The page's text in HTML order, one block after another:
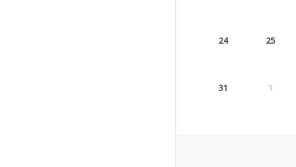
24 25
31 1